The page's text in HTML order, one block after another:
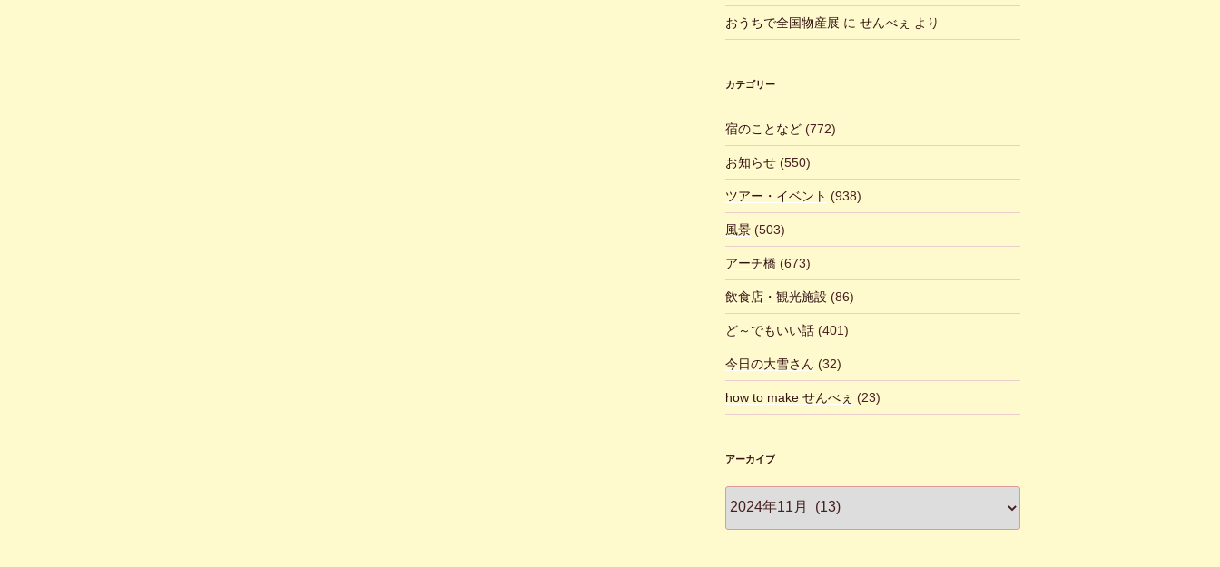
おうちで全国物産展 に せんべぇ より
カテゴリー
宿のことなど(772)
お知らせ(550)
ツアー・イベント (938)
風景(503)
アーチ橋(673)
飲食店・観光施設 (86)
ど～でもいい話(401)
今日の大雪さん (32)
how to make せんべぇ (23)
アーカイブ
ー
カ